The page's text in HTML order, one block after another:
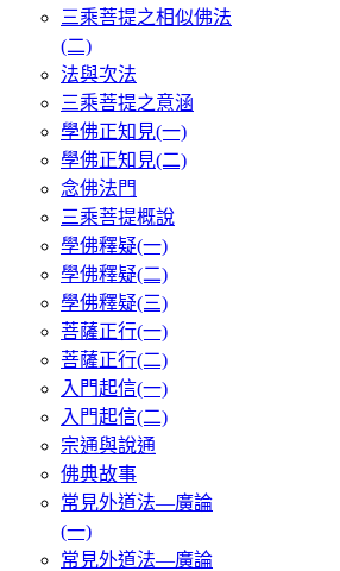
三乘菩提之相似佛法
(二)
法與次法
三乘菩提之意涵
學佛正知見(一)
學佛正知見(二)
念佛法門
三乘菩提概說
學佛釋疑(一)
學佛釋疑(二)
學佛釋疑(三)
菩薩正行(一)
菩薩正行(二)
入門起信(一)
入門起信(二)
宗通與說通
佛典故事
常見外道法—廣論
(一)
常見外道法—廣論